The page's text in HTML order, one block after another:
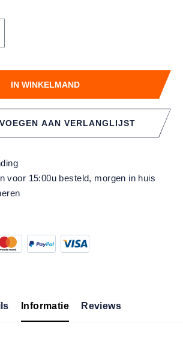
Voer de gewenste
IN WINKELMAND
AAN VERLANGLIJST
voor 15:00u besteld, morgen in huis
Informatie Reviews